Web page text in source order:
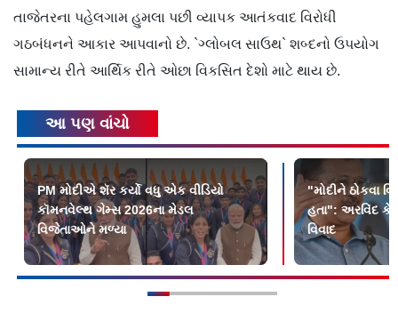
તાજેતરના પહેલગામ હુમલા પછી વ્યાપક આતંકવાદ વિરોધી
ગઠબંધનને આકાર આપવાનો છે. `ગ્લોબલ સાઉથ` શબ્દનો ઉપયોગ
સામાન્ય રીતે આર્થિક રીતે ઓછા વિકસિત દેશો માટે થાય છે.
આ પણ વાંચો
PM મોદીએ શૅર કર્યો વધુ એક વીડિયો
કૉમનવેલ્થ ગેમ્સ 2026ના મેડલ
વિજેતાઓને મળ્યા
"મોદીને ઠોકવા
હતા": અરવિંદ
વિવાદ